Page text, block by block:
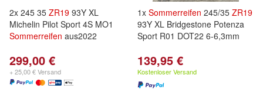
2x 245 35 ZR19 93Y XL
Michelin Pilot Sport 4S MO1
Sommerreifen aus2022
299,00 €
+ 25,00 € Versand
1x Sommerreifen 245/35 ZR19
93Y XL Bridgestone Potenza
Sport R01 DOT22 6-6,3mm
139,95 €
Kostenloser Versand